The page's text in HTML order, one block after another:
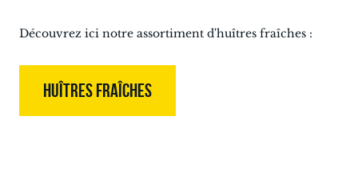
Découvrez ici notre assortiment d'huîtres fraîches :
HUÎTRES FRAÎCHES